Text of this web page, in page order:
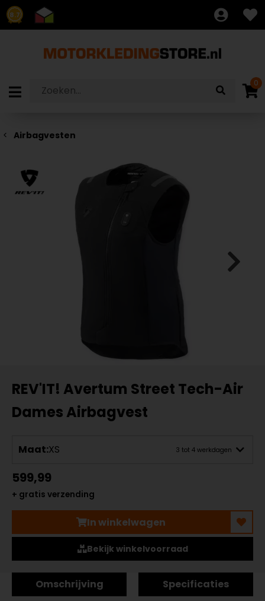
8.7
0
Airbagvesten
REV'IT! Avertum Street Tech-Air
Dames Airbagvest
Maat:XS 3 tot 4 werkdagen
599,99
+ gratis verzending
In winkelwagen
Bekijk winkelvoorraad
Omschrijving Specificaties